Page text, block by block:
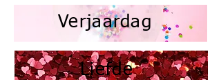
Verjaardag
Liefde